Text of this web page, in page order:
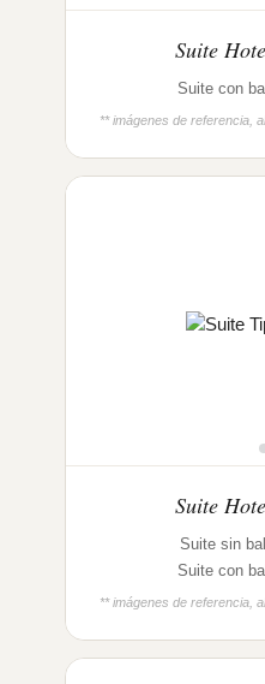
Suite
Suite con
** imágenes de referencia,
Suite
Suite sin
Suite con
** imágenes de referencia,